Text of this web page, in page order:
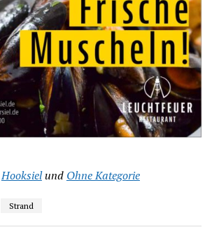
Hooksielund Ohne Kategorie
Strand